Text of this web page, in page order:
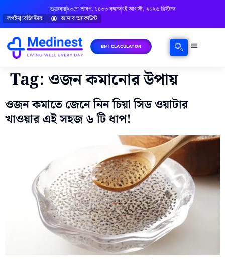
শুক্রবার২৩শে শ্রাবণ, ১৪৩৩ বঙ্গাব্দ৭ই আগস্ট, ২০২৬ খ্রিস্টাব্দ
লগইনরেজিস্টার আমার অ্যাকাউন্ট
BMI CLACULATOR
Tag:ওজন কমানোর উপায়
ওজন কমাতে জেনে নিন চিয়া সিড ওয়াটার
খাওয়ার এই সহজ ৬ টি ধাপ!